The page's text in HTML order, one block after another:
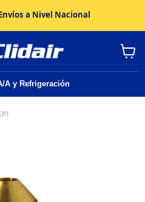
a Nivel Nacional
A y Refrigeración
carrito